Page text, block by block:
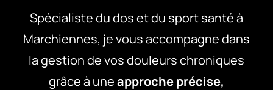
Spécialiste du dos et du sport santé à
Marchiennes, je vous accompagne dans
la gestion de vos douleurs chroniques
grâce à uneapproche précise,